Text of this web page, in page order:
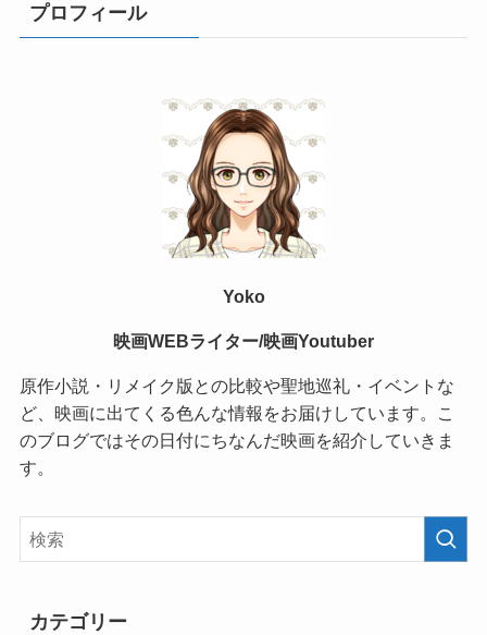
プロフィール
Yoko
映画WEBライター/映画Youtuber
原作小説・リメイク版との比較や聖地巡礼・イベントな
ど、映画に出てくる色んな情報をお届けしています。こ
のブログではその日付にちなんだ映画を紹介していきま
す。
カテゴリー